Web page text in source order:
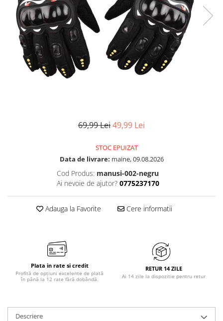
69,99 Lei49,99 Lei
STOC EPUIZAT
Data de livrare: maine, 09.08.2026
Cod Produs: manusi-002-negru
Ai nevoie de ajutor? 0775237170
Adauga la Favorite Cere informatii
Plata in rate si credit
Profită de opțiuni excelente de plată
în până la 12 rate fără dobândă.
RETUR 14 ZILE
Ai 14 zile la dispozitie pentru retur
Descriere